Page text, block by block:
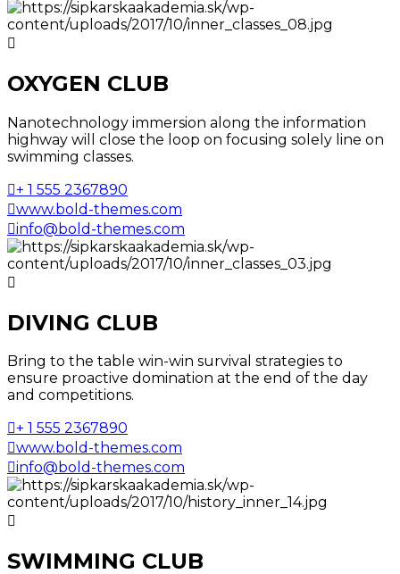
OXYGEN CLUB
Nanotechnology immersion along the information
highway will close the loop on focusing solely line on
swimming classes.
+ 1 555 2367890
www.bold-themes.com
info@bold-themes.com
DIVING CLUB
Bring to the table win-win survival strategies to
ensure proactive domination at the end of the day
and competitions.
+ 1 555 2367890
www.bold-themes.com
info@bold-themes.com
SWIMMING CLUB